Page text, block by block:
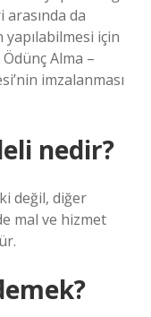
arasında da
için
Alma –
imzalanması
nedir?
değil, diğer
mal ve hizmet